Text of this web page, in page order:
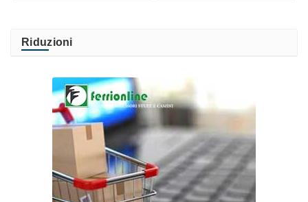
Riduzioni